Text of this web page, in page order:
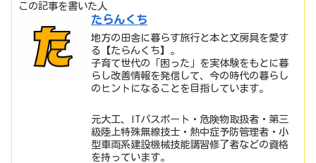
この記事を書いた人
たらんくち
地方の田舎に暮らす旅行と本と文房具を愛す
る【たらんくち】。
子育て世代の「困った」を実体験をもとに暮
らし改善情報を発信して、今の時代の暮らし
のヒントになることを目指しています。
元大工、ITパスポート・危険物取扱者・第三
級陸上特殊無線技士・熱中症予防管理者・小
型車両系建設機械技能講習修了者などの資格
を持っています。